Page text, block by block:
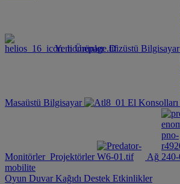
Yeni Ürünler Dizüstü Bilgisayar
Masaüstü Bilgisayar El Konsolları
Monitörler Projektörler Ağ
mobilite
Oyun Duvar Kağıdı Destek Etkinlikler